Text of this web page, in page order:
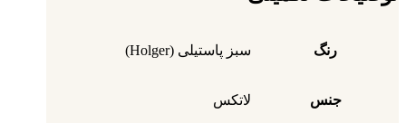
رنگ سبز پاستیلی (Holger)
جنس لاتکس